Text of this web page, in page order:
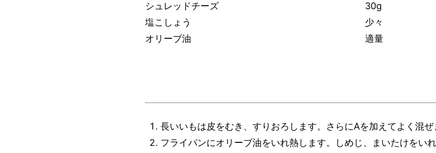
シュレッドチーズ
30g
塩こしょう
少々
オリーブ油
適量
長いいもは皮をむき、すりおろします。さらにAを加えてよく混ぜ
フライパンにオリーブ油をいれ熱します。しめじ、まいたけをい